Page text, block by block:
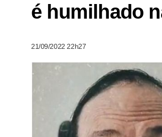
é humilhado
21/09/2022 22h27